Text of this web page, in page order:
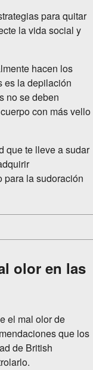
para quitar
la vida social y
hacen los
es la depilación
no se deben
con más vello
que te lleve a sudar
para la sudoración
olor en las
el mal olor de
que los
de British